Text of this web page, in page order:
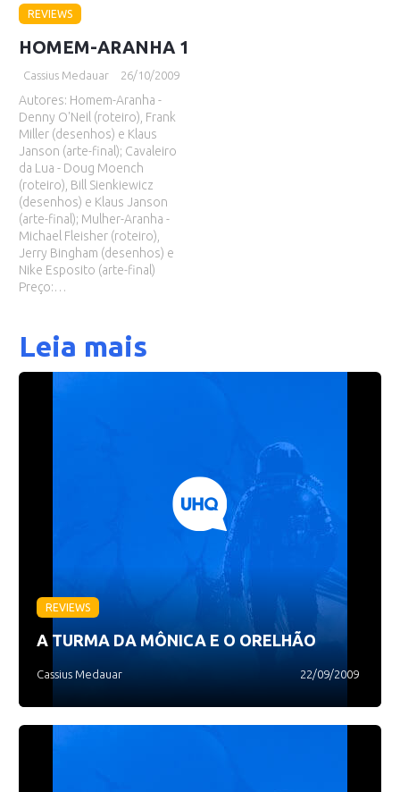
REVIEWS
HOMEM-ARANHA 1
Cassius Medauar 26/10/2009
Autores: Homem-Aranha -
Denny O'Neil (roteiro), Frank
Miller (desenhos) e Klaus
Janson (arte-final); Cavaleiro
da Lua - Doug Moench
(roteiro), Bill Sienkiewicz
(desenhos) e Klaus Janson
(arte-final); Mulher-Aranha -
Michael Fleisher (roteiro),
Jerry Bingham (desenhos) e
Nike Esposito (arte-final)
Preço:…
Leia mais
REVIEWS
A TURMA DA MÔNICA E O ORELHÃO
Cassius Medauar 22/09/2009